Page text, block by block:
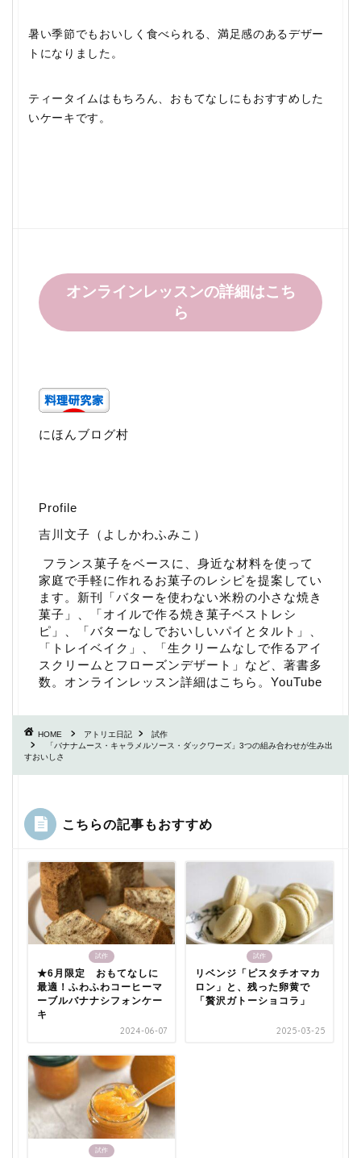
暑い季節でもおいしく食べられる、満足感のあるデザー
トになりました。
ティータイムはもちろん、おもてなしにもおすすめした
いケーキです。
オンラインレッスンの詳細はこち
ら
にほんブログ村
Profile
吉川文子（よしかわふみこ）
フランス菓子をベースに、身近な材料を使って
家庭で手軽に作れるお菓子のレシピを提案してい
ます。新刊「バターを使わない米粉の小さな焼き
菓子 」、「オイルで作る焼き菓子ベストレシ
ピ 」、「バターなしでおいしいパイとタルト 」、
「 トレイベイク 」、「生クリームなしで作るアイ
スクリームとフローズンデザート 」など、著書多
数。 オンラインレッスン詳細はこちら 。 YouTube
HOME アトリエ日記
試作
「バナナムース・キャラメルソース・ダックワーズ」3つの組み合わせが生み出
すおいしさ
こちらの記事もおすすめ
試作
★6月限定 おもてなしに
最適！ふわふわコーヒーマ
ーブルバナナシフォンケー
キ
2024-06-07
試作
リベンジ「ピスタチオマカ
ロン」と、残った卵黄で
「贅沢ガトーショコラ」
2025-03-25
試作